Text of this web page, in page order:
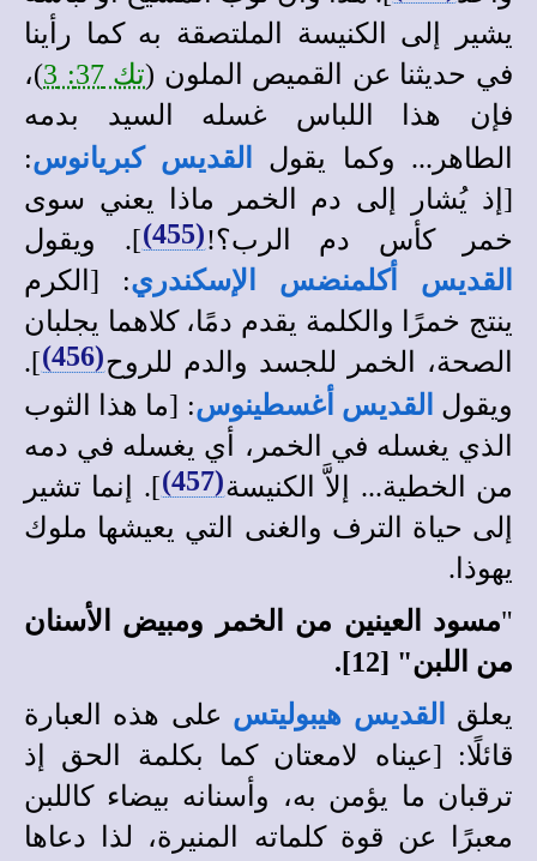
يشير إلى الكنيسة الملتصقة به كما رأينا
في حديثنا عن القميص الملون (تك 37: 3
)،
فإن هذا اللباس غسله السيد بدمه
الطاهر... وكما يقول
القديس كبريانوس:
[إذ يُشار إلى دم الخمر ماذا يعني سوى
خمر كأس دم الرب؟!(455)
]. ويقول
القديس أكلمنضس الإسكندري: [الكرم
ينتج خمرًا والكلمة يقدم دمًا، كلاهما يجلبان
الصحة، الخمر للجسد والدم للروح(456)
].
ويقول القديس أغسطينوس: [ما هذا الثوب
الذي يغسله في الخمر، أي يغسله في دمه
من الخطية... إلاَّ الكنيسة(457)
]. إنما تشير
إلى حياة الترف والغنى التي يعيشها ملوك
يهوذا.
"مسود العينين من الخمر ومبيض الأسنان
من اللبن" [12].
يعلق
القديس هيبوليتس على هذه العبارة
قائلًا: [عيناه لامعتان كما بكلمة الحق إذ
ترقبان ما يؤمن به، وأسنانه بيضاء كاللبن
معبرًا عن قوة كلماته المنيرة، لذا دعاها